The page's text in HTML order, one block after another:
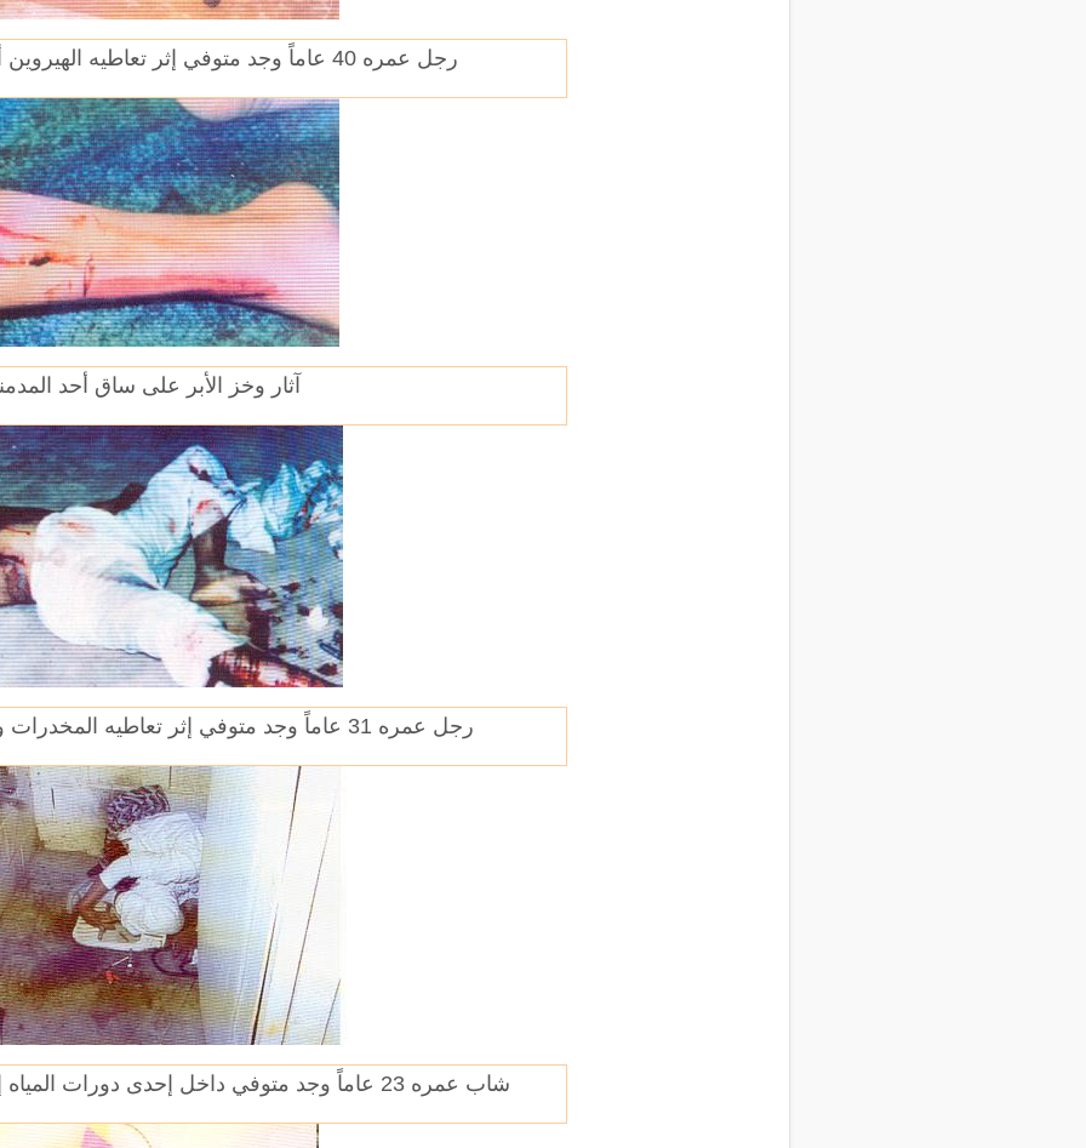
رجل عمره 40 عاماً وجد متوفي إثر تعاطيه الهيروين أدى لانفجار الشرايين
آثار وخز الأبر على ساق أحد
رجل عمره 31 عاماً وجد متوفي إثر تعاطيه المخدرات ويتضح انفجار الشرايين
شاب عمره 23 عاماً وجد متوفي داخل إحدى دورات المياه إثر تعاطيه الهيروين المخدر